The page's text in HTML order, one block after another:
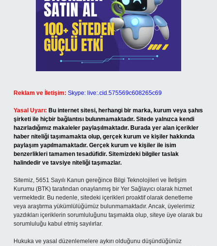
Reklam ve İletişim: Skype: live:.cid.575569c608265c69
Yasal Uyarı: Bu internet sitesi, herhangi bir marka, kurum veya şahıs
şirketi ile hiçbir bağlantısı bulunmamaktadır. Sitede yalnızca kendi
hazırladığımız makaleler paylaşılmaktadır. Burada yer alan içerikler
haber niteliği taşımamakta olup, gerçek kurum ve kişiler hakkında
paylaşım yapılmamaktadır. Gerçek kurum ve kişiler ile isim
benzerlikleri tamamen tesadüfidir. Sitemizdeki bilgiler taslak
halindedir ve tavsiye niteliği taşımazlar.
Sitemiz, 5651 Sayılı Kanun gereğince Bilgi Teknolojileri ve İletişim
Kurumu (BTK) tarafından onaylanmış bir Yer Sağlayıcı olarak hizmet
vermektedir. Bu nedenle, sitedeki içerikleri proaktif olarak denetleme
veya araştırma yükümlülüğümüz bulunmamaktadır. Ancak, üyelerimiz
yazdıkları içeriklerin sorumluluğunu taşımakta olup, siteye üye olarak bu
sorumluluğu kabul etmiş sayılırlar.
Hukuka ve yasal düzenlemelere aykırı olduğunu düşündüğünüz